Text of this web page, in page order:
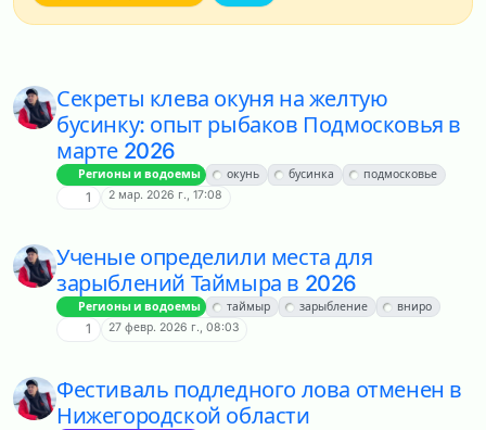
Секреты клева окуня на желтую
бусинку: опыт рыбаков Подмосковья в
марте 2026
Регионы и водоемы окунь бусинка подмосковье
1 2 мар. 2026 г., 17:08
Ученые определили места для
зарыблений Таймыра в 2026
Регионы и водоемы таймыр зарыбление вниро
1 27 февр. 2026 г., 08:03
Фестиваль подледного лова отменен в
Нижегородской области